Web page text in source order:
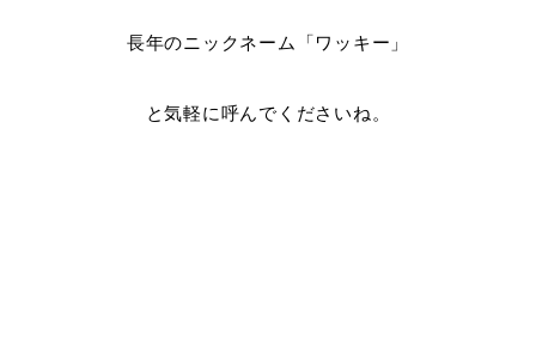
長年のニックネーム「ワッキー」
と気軽に呼んでくださいね。